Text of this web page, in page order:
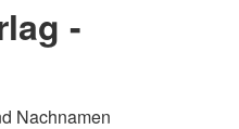
-
Nachnamen